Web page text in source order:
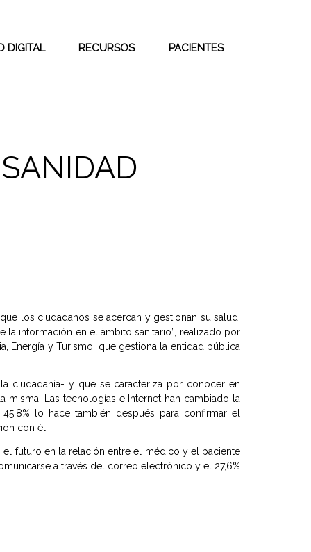
DIGITAL RECURSOS PACIENTES
los ciudadanos se acercan y gestionan su salud,
información en el ámbito sanitario”, realizado por
Energía y Turismo, que gestiona la entidad pública
ciudadanía- y que se caracteriza por conocer en
Las tecnologías e Internet han cambiado la
lo hace también después para confirmar el
con él.
futuro en la relación entre el médico y el paciente
a través del correo electrónico y el 27,6%